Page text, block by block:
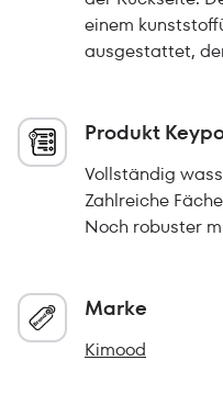
einem
ausgestattet,
Produkt
Vollständig
Zahlreiche
Noch robuster
Marke
Kimood